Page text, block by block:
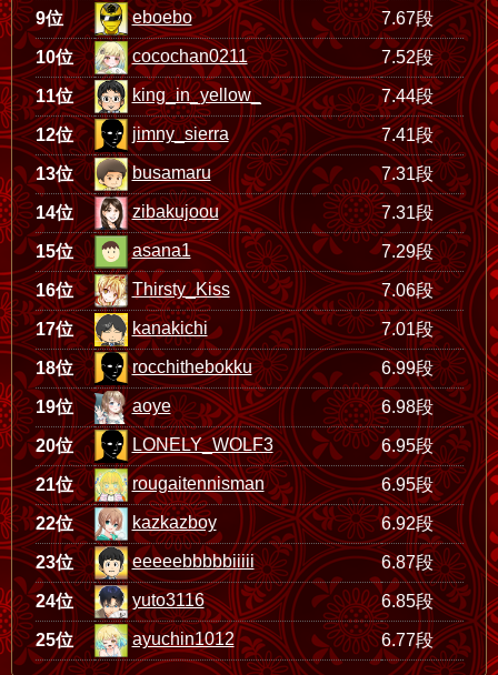
9位 eboebo 7.67段
10位 cocochan0211 7.52段
11位 king_in_yellow_ 7.44段
12位 jimny_sierra 7.41段
13位 busamaru 7.31段
14位 zibakujoou 7.31段
15位 asana1 7.29段
16位 Thirsty_Kiss 7.06段
17位 kanakichi 7.01段
18位 rocchithebokku 6.99段
19位 aoye 6.98段
20位 LONELY_WOLF3 6.95段
21位 rougaitennisman 6.95段
22位 kazkazboy 6.92段
23位 eeeeebbbbbiiiii 6.87段
24位 yuto3116 6.85段
25位 ayuchin1012 6.77段